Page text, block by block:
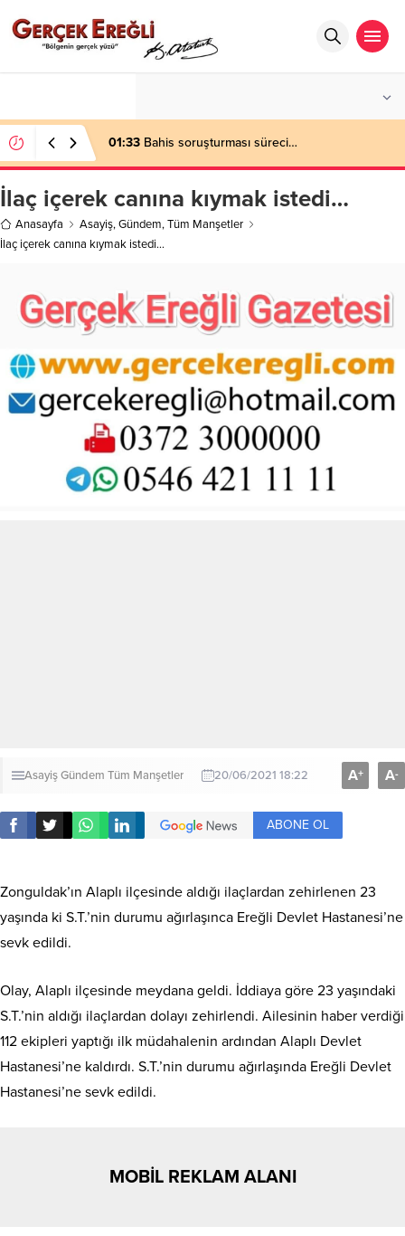
01:33 Bahis soruşturması süreci…
İlaç içerek canına kıymak istedi…
Anasayfa Asayiş,Gündem,Tüm Manşetler
İlaç içerek canına kıymak istedi…
AsayişGündem Tüm Manşetler 20/06/2021 18:22 A+ A-
ABONE OL
Zonguldak’ın Alaplı ilçesinde aldığı ilaçlardan zehirlenen 23
yaşında ki S.T.’nin durumu ağırlaşınca Ereğli Devlet Hastanesi’ne
sevk edildi.
Olay, Alaplı ilçesinde meydana geldi. İddiaya göre 23 yaşındaki
S.T.’nin aldığı ilaçlardan dolayı zehirlendi. Ailesinin haber verdiği
112 ekipleri yaptığı ilk müdahalenin ardından Alaplı Devlet
Hastanesi’ne kaldırdı. S.T.’nin durumu ağırlaşında Ereğli Devlet
Hastanesi’ne sevk edildi.
MOBİL REKLAM ALANI